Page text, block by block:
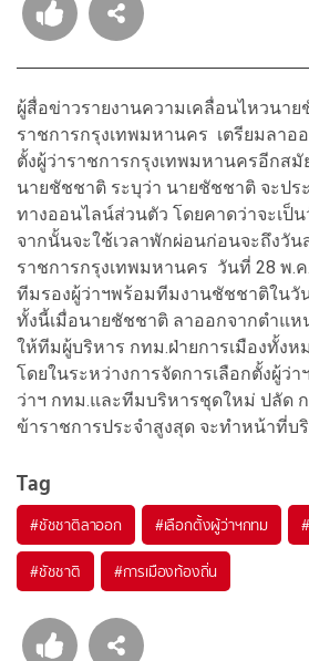
ผู้สื่อข่าวรายงานความเคลื่อนไหวนา
ราชการกรุงเทพมหานคร เตรียมลาอ
ตั้งผู้ว่าราชการกรุงเทพมหานครอีกส
นายชัชชาติ ระบุว่า นายชัชชาติ จะปร
ทางออนไลน์ส่วนตัว โดยคาดว่าจะเป็
จากนั้นจะใช้เวลาพักผ่อนก่อนจะถึงวัน
ราชการกรุงเทพมหานคร วันที่ 28 พ.ค
ทีมรองผู้ว่าฯพร้อมทีมงานชัชชาติในวั
ทั้งนี้เมื่อนายชัชชาติ ลาออกจากตำแห
ให้ทีมผู้บริหาร กทม.ฝ่ายการเมืองทั้ง
โดยในระหว่างการจัดการเลือกตั้งผู้ว่
ว่าฯ กทม.และทีมบริหารชุดใหม่ ปลัด
ข้าราชการประจำสูงสุด จะทำหน้าที่บ
Tag
#ชัชชาติลาออก #เลือกตั้งผู้ว่าฯกทม #
#ชัชชาติ #การเมืองท้องถิ่น